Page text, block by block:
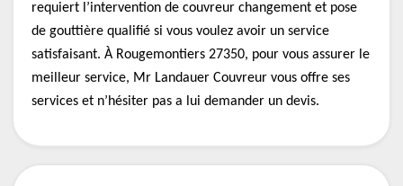
requiert l’intervention de couvreur changement et pose
de gouttière qualifié si vous voulez avoir un service
satisfaisant. À Rougemontiers 27350, pour vous assurer le
meilleur service, Mr Landauer Couvreur vous offre ses
services et n’hésiter pas a lui demander un devis.